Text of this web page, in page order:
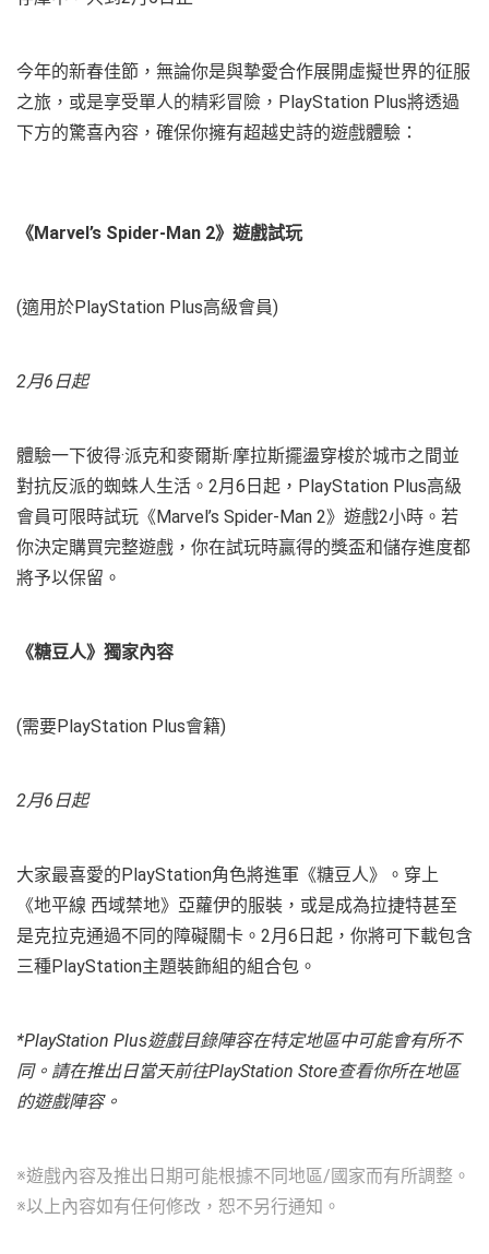
今年的新春佳節，無論你是與摯愛合作展開虛擬世界的征服
之旅，或是享受單人的精彩冒險，PlayStation Plus將透過
下方的驚喜內容，確保你擁有超越史詩的遊戲體驗：
《Marvel’s Spider-Man 2》遊戲試玩
(適用於PlayStation Plus高級會員)
2月6日起
體驗一下彼得·派克和麥爾斯·摩拉斯擺盪穿梭於城市之間並
對抗反派的蜘蛛人生活。2月6日起，PlayStation Plus高級
會員可限時試玩《Marvel’s Spider-Man 2》遊戲2小時。若
你決定購買完整遊戲，你在試玩時贏得的獎盃和儲存進度都
將予以保留。
《糖豆人》獨家內容
(需要PlayStation Plus會籍)
2月6日起
大家最喜愛的PlayStation角色將進軍《糖豆人》。穿上
《地平線 西域禁地》亞蘿伊的服裝，或是成為拉捷特甚至
是克拉克通過不同的障礙關卡。2月6日起，你將可下載包含
三種PlayStation主題裝飾組的組合包。
*PlayStation Plus遊戲目錄陣容在特定地區中可能會有所不
同。請在推出日當天前往PlayStation Store查看你所在地區
的遊戲陣容。
※遊戲內容及推出日期可能根據不同地區/國家而有所調整。
※以上內容如有任何修改，恕不另行通知。